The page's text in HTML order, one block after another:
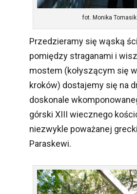
fot. Monika Tomasik
Przedzieramy się wąską
pomiędzy straganami i
mostem (kołyszącym się
kroków) dostajemy się na
doskonale
górski XIII wiecznego
niezwykle poważanej
Paraskewi.